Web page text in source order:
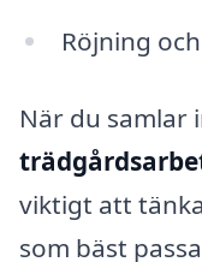
Röjning
När du samlar
viktigt att
som bäst